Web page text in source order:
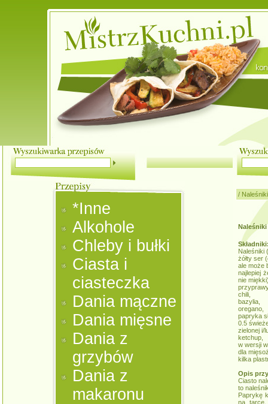
*Inne
Alkohole
Chleby i bułki
Ciasta i
ciasteczka
Dania mączne
Dania mięsne
Dania z
grzybów
Dania z
makaronu
/
Naleśniki
żółty ser
ale może
najlepiej
nie
chili,
bazylia,
oregano,
papryka
0.5
zielonej i/
ketchup,
w wersji
dla
kilka
Opis
Ciasto
to
Paprykę
na tarce.